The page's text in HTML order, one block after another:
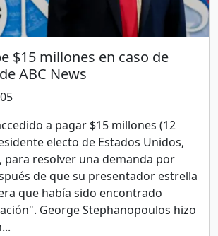
$15 millones en caso de
ABC News
a pagar $15 millones (12
electo de Estados Unidos,
para resolver una demanda por
de que su presentador estrella
que había sido encontrado
George Stephanopoulos hizo